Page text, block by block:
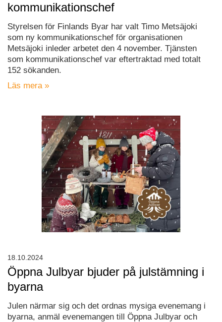
kommunikationschef
Styrelsen för Finlands Byar har valt Timo Metsäjoki
som ny kommunikationschef för organisationen
Metsäjoki inleder arbetet den 4 november. Tjänsten
som kommunikationschef var eftertraktad med totalt
152 sökanden.
Läs mera »
Öppna Julbyar bjuder på julstämning i
byarna
Julen närmar sig och det ordnas mysiga evenemang i
byarna, anmäl evenemangen till Öppna Julbyar och
18.10.2024